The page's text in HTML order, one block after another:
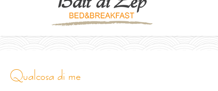
qualcosa di me